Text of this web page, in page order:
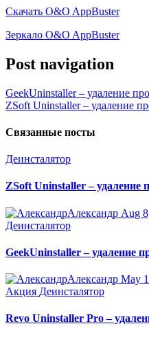
Скачать O&O AppBuster
Зеркало O&O AppBuster
Post navigation
GeekUninstaller – удаление
ZSoft Uninstaller – удаление
Связанные посты
Деинсталятор
ZSoft Uninstaller – удаление
Александр Aug
Деинсталятор
GeekUninstaller – удаление
Александр May
Акция Деинсталятор
Revo Uninstaller Pro –